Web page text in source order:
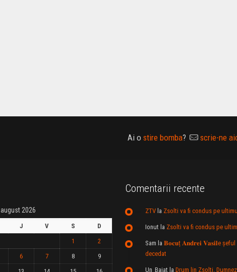
Ai o stire bomba? scrie-ne
august 2026
J V S
D
1
2
6 7 8
9
Comentarii recente
ZTVla Zsolti va fi condus pe
Ionut la Zsolti va fi condus pe
Sam la 𝐁𝐨𝐜𝐮ț 𝐀𝐧𝐝𝐫𝐞𝐢 𝐕𝐚𝐬𝐢𝐥e
decedat
Un_Baiat la Drum lin Zsolti.